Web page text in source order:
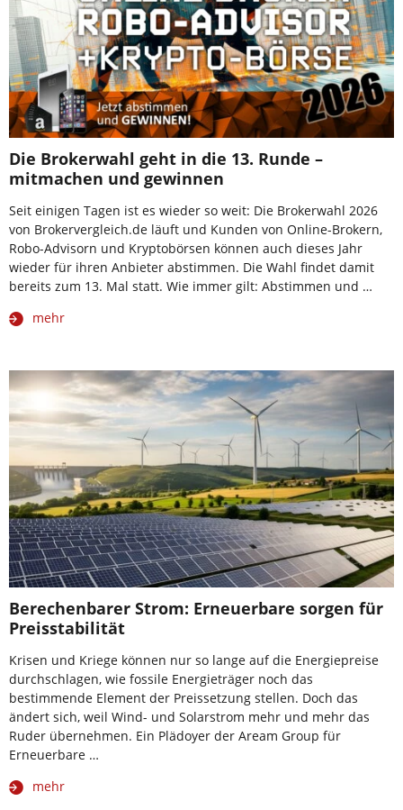
Die Brokerwahl geht in die 13. Runde –
mitmachen und gewinnen
Seit einigen Tagen ist es wieder so weit: Die Brokerwahl 2026
von Brokervergleich.de läuft und Kunden von Online-Brokern,
Robo-Advisorn und Kryptobörsen können auch dieses Jahr
wieder für ihren Anbieter abstimmen. Die Wahl findet damit
bereits zum 13. Mal statt. Wie immer gilt: Abstimmen und …
mehr
Berechenbarer Strom: Erneuerbare sorgen für
Preisstabilität
Krisen und Kriege können nur so lange auf die Energiepreise
durchschlagen, wie fossile Energieträger noch das
bestimmende Element der Preissetzung stellen. Doch das
ändert sich, weil Wind- und Solarstrom mehr und mehr das
Ruder übernehmen. Ein Plädoyer der Aream Group für
Erneuerbare …
mehr